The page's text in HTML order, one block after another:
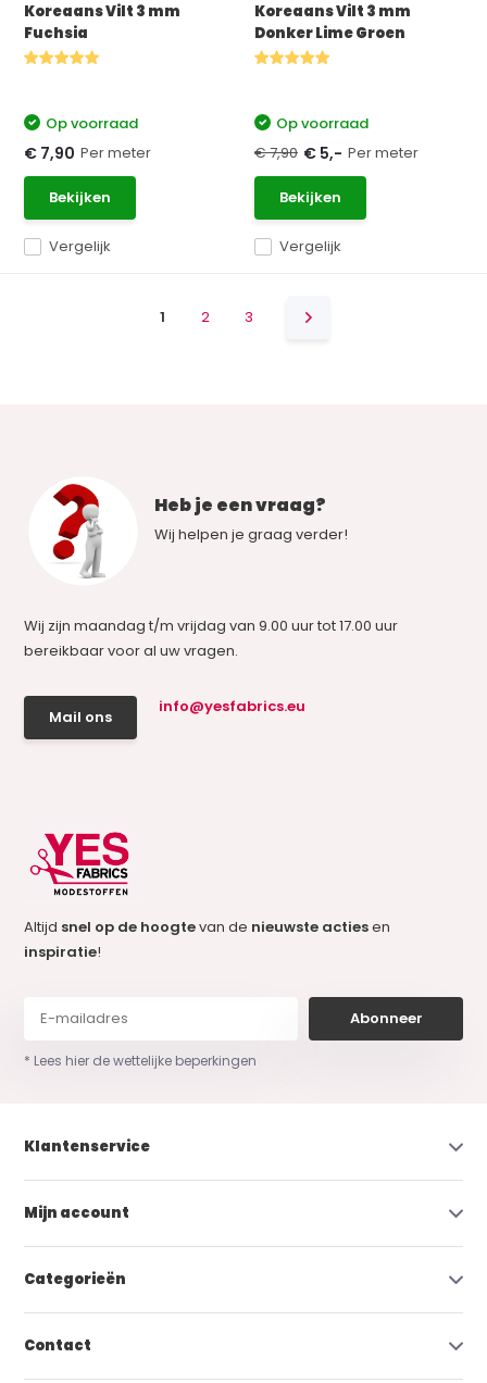
Koreaans Vilt 3 mm
Fuchsia
Vergelijk
Op voorraad
€ 7,90 Per meter
Bekijken
Koreaans Vilt 3 mm
Donker Lime Groen
Vergelijk
Op voorraad
€ 7,90 € 5,- Per meter
Bekijken
1 2 3
Heb je een vraag?
Wij helpen je graag verder!
Wij zijn maandag t/m vrijdag van 9.00 uur tot 17.00 uur
bereikbaar voor al uw vragen.
Mail ons
info@yesfabrics.eu
Altijd snel op de hoogtevan de nieuwste actiesen
inspiratie!
Abonneer
* Lees hier de wettelijke beperkingen
Klantenservice
Mijn account
Categorieën
Contact